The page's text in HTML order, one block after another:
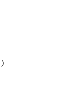
)